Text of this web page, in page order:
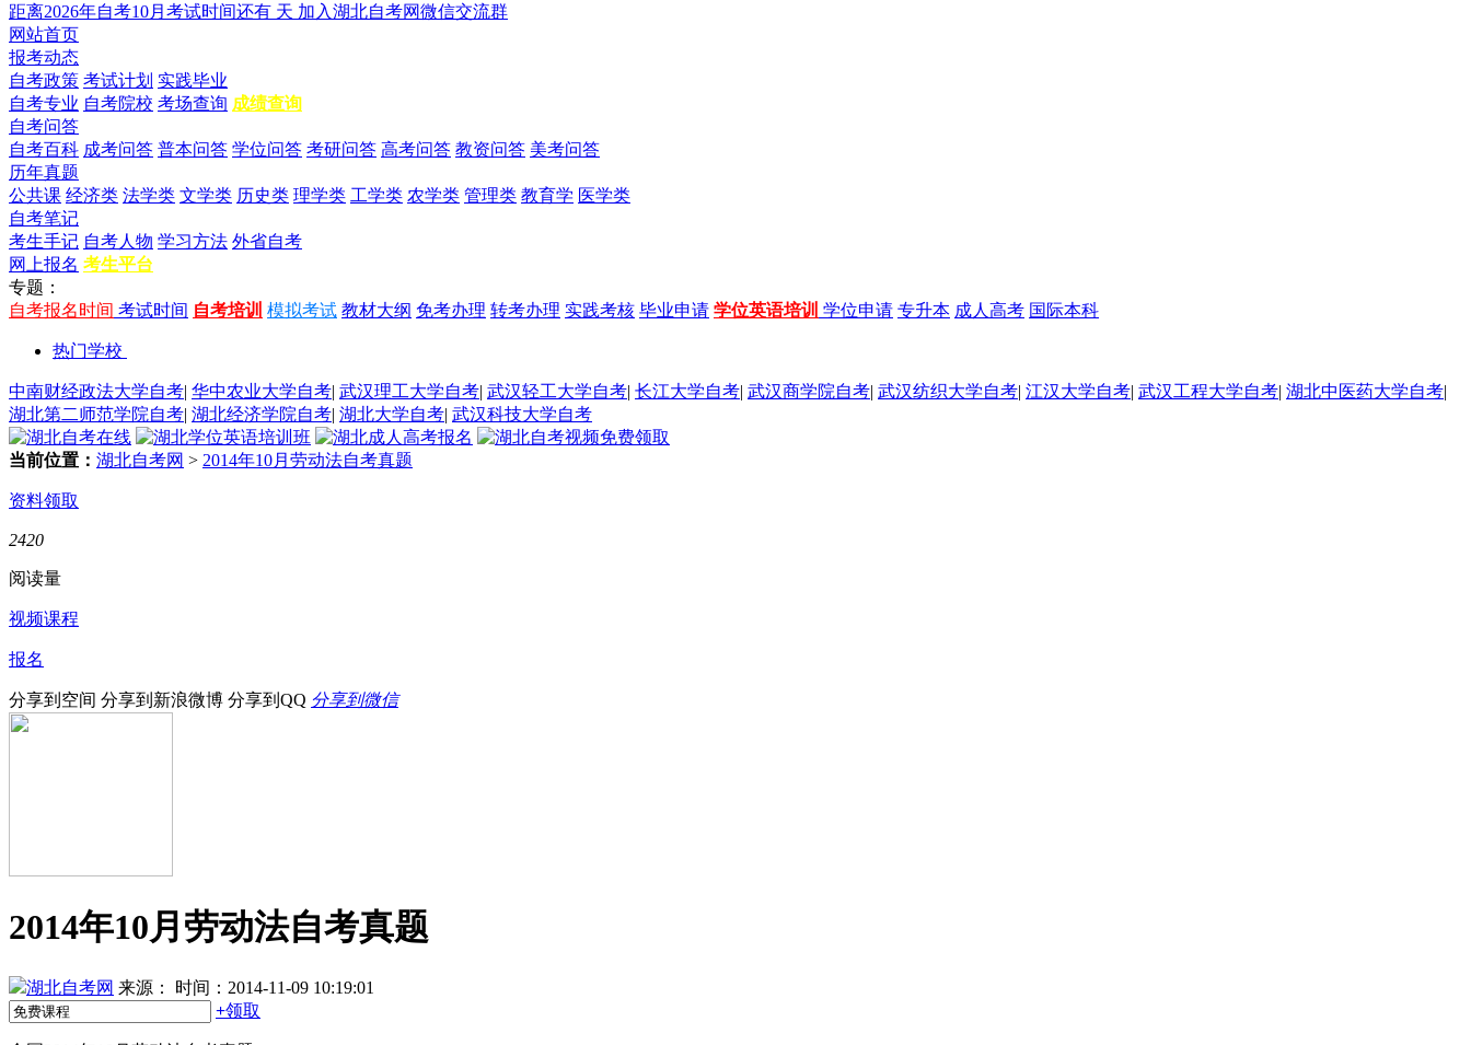
距离2026年自考10月考试时间还有 天 加入湖北自考网微信交流群
网站首页
报考动态
自考政策 考试计划 实践毕业
自考专业 自考院校 考场查询 成绩查询
自考问答
自考百科 成考问答 普本问答 学位问答 考研问答 高考问答 教资问答 美考问答
历年真题
公共课 经济类 法学类 文学类 历史类 理学类 工学类 农学类 管理类 教育学 医学类
自考笔记
考生手记 自考人物 学习方法 外省自考
网上报名 考生平台
专题：
自考报名时间 考试时间 自考培训 模拟考试 教材大纲 免考办理 转考办理 实践考核 毕业申请 学位英语培训 学位申请 专升本 成人高考 国际本科
热门学校
中南财经政法大学自考| 华中农业大学自考| 武汉理工大学自考| 武汉轻工大学自考| 长江大学自考| 武汉商学院自考| 武汉纺织大学自考| 江汉大学自考| 武汉工程大学自考| 湖北中医药大学自考|
湖北第二师范学院自考| 湖北经济学院自考| 湖北大学自考| 武汉科技大学自考
当前位置： 湖北自考网 > 2014年10月劳动法自考真题
资料领取
2420
阅读量
视频课程
报名
分享到空间 分享到新浪微博 分享到QQ 分享到微信
2014年10月劳动法自考真题
湖北自考网 来源：
时间：2014-11-09 10:19:01
+领取